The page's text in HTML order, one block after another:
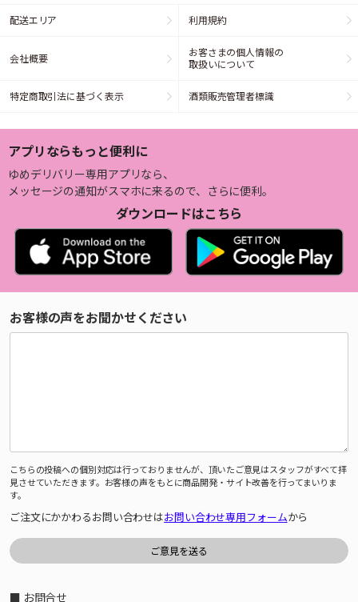
配送エリア 利用規約
会社概要
お客さまの個人情報の
取扱いについて
特定商取引法に基づく表示 酒類販売管理者標識
アプリならもっと便利に
ゆめデリバリー専用アプリなら、
メッセージの通知がスマホに来るので、さらに便利。
ダウンロードはこちら
お客様の声をお聞かせください
こちらの投稿への個別対応は行っておりませんが、頂いたご意見はスタッフがすべて拝
見させていただきます。お客様の声をもとに商品開発・サイト改善を行ってまいりま
す。
ご注文にかかわるお問い合わせはお問い合わせ専用フォームから
■ お問合せ